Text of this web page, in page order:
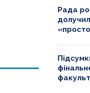
Рада